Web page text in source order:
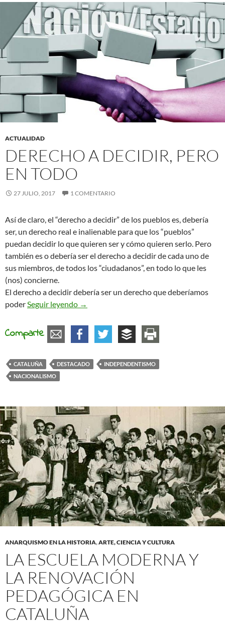
ACTUALIDAD
DERECHO A DECIDIR, PERO
EN TODO
27 JULIO, 2017 1 COMENTARIO
Así de claro, el “derecho a decidir” de los pueblos es, debería
ser, un derecho real e inalienable para que los “pueblos”
puedan decidir lo que quieren ser y cómo quieren serlo. Pero
también es o debería ser el derecho a decidir de cada uno de
sus miembros, de todos los “ciudadanos”, en todo lo que les
(nos) concierne.
El derecho a decidir debería ser un derecho que deberíamos
poder Seguir leyendo Derecho a decidir, pero en todo
→
Comparte
CATALUÑA DESTACADO
INDEPENDENTISMO
NACIONALISMO
ANARQUISMO EN LA HISTORIA,ARTE, CIENCIA Y CULTURA
LA ESCUELA MODERNA Y
LA RENOVACIÓN
PEDAGÓGICA EN
CATALUÑA